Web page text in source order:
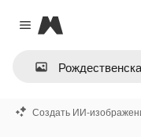
Close menu
Magnific
Создать ИИ-